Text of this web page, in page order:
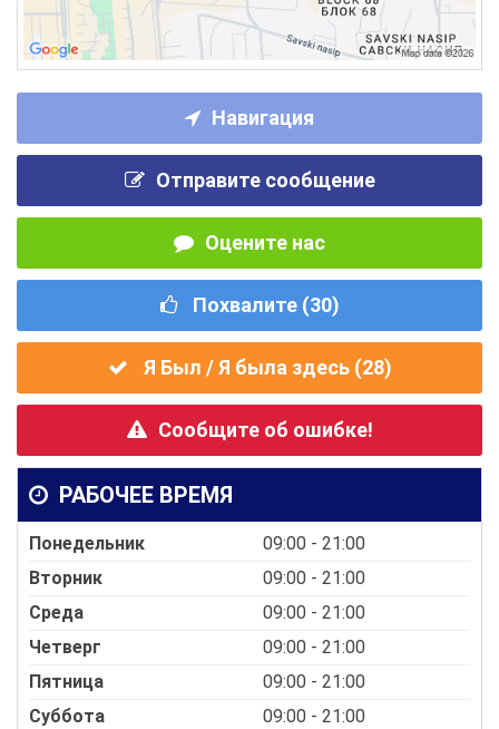
Навигация
Отправите сообщение
Оцените нас
Похвалите (30)
Я Был / Я была здесь (28)
Сообщите об ошибке!
РАБОЧЕЕ ВРЕМЯ
Понедельник
09:00 - 21:00
Вторник
09:00 - 21:00
Среда
09:00 - 21:00
Четверг
09:00 - 21:00
Пятница
09:00 - 21:00
Суббота
09:00 - 21:00